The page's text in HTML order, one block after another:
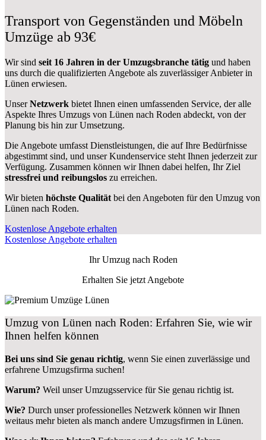
Transport von Gegenständen und Möbeln
Umzüge ab 93€
Wir sind seit 16 Jahren in der Umzugsbranche tätig und haben
uns durch die qualifizierten Angebote als zuverlässiger Anbieter in
Lünen erwiesen.
UnserNetzwerk bietet Ihnen einen umfassenden Service, der alle
Aspekte Ihres Umzugs von Lünen nach Roden abdeckt, von der
Planung bis hin zur Umsetzung.
Die Angebote umfasst Dienstleistungen, die auf Ihre Bedürfnisse
abgestimmt sind, und unser Kundenservice steht Ihnen jederzeit zur
Verfügung. Zusammen können wir Ihnen dabei helfen, Ihr Ziel
stressfrei und reibungslos zu erreichen.
Wir bieten höchste Qualität bei den Angeboten für den Umzug von
Lünen nach Roden.
Kostenlose Angebote erhalten
Kostenlose Angebote erhalten
Ihr Umzug nach Roden
Erhalten Sie jetzt Angebote
Umzug von Lünen nach Roden: Erfahren Sie, wie wir
Ihnen helfen können
Bei uns sind Sie genau richtig, wenn Sie einen zuverlässige und
erfahrene Umzugsfirma suchen!
Warum? Weil unser Umzugsservice für Sie genau richtig ist.
Wie? Durch unser professionelles Netzwerk können wir Ihnen
weitaus mehr bieten als manch andere Umzugsfirmen in Lünen.